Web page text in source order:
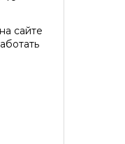
сайте